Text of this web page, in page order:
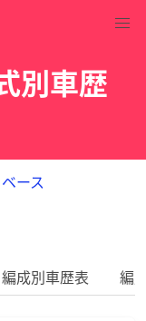
別車歴
ース
編成別車歴表 編